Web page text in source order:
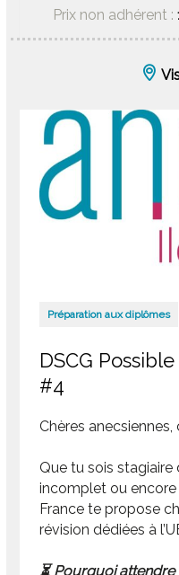
Prix non adhérent :
Préparation aux diplômes
DSCG
#4
Chères anecsiennes,
Que tu sois stagiaire
incomplet ou encore
France te propose
révision dédiées à
⏳ Pourquoi